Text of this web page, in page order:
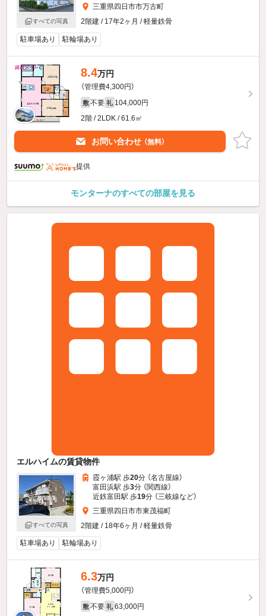
すべての写真
三重県四日市市万古町
2階建 / 17年2ヶ月 / 軽量鉄骨
駐車場あり 駐輪場あり
8.4万円
（管理費4,300円）
敷 不要 礼 104,000円
2階 / 2LDK / 61.6㎡
お問い合わせ （無料）
提供
モンターナのすべての部屋を見る
エルハイムの賃貸物件
すべての写真
霞ヶ浦駅 歩20分 （名古屋線）
富田浜駅 歩3分 （関西線）
近鉄富田駅 歩19分 （三岐線など）
三重県四日市市東茂福町
2階建 / 18年6ヶ月 / 軽量鉄骨
駐車場あり 駐輪場あり
6.3万円
（管理費5,000円）
敷 不要 礼 63,000円